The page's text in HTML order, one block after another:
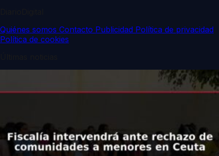
Quiénes somos Contacto Publicidad Política de privacidad
Política de cookies